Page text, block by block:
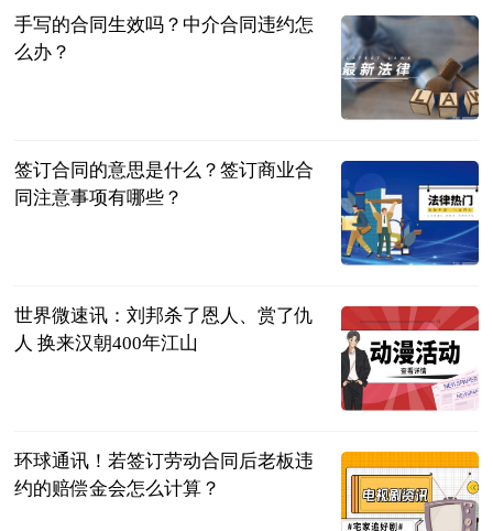
手写的合同生效吗？中介合同违约怎
么办？
签订合同的意思是什么？签订商业合
同注意事项有哪些？
世界微速讯：刘邦杀了恩人、赏了仇
人 换来汉朝400年江山
环球通讯！若签订劳动合同后老板违
约的赔偿金会怎么计算？